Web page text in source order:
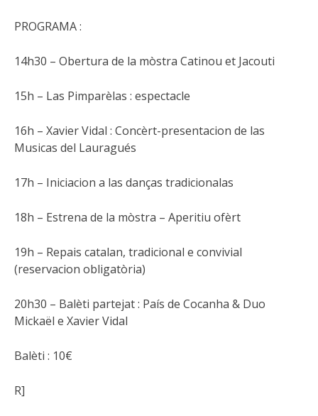
PROGRAMA :
14h30 – Obertura de la mòstra Catinou et Jacouti
15h – Las Pimparèlas : espectacle
16h – Xavier Vidal : Concèrt-presentacion de las
Musicas del Lauragués
17h – Iniciacion a las danças tradicionalas
18h – Estrena de la mòstra – Aperitiu ofèrt
19h – Repais catalan, tradicional e convivial
(reservacion obligatòria)
20h30 – Balèti partejat : País de Cocanha & Duo
Mickaël e Xavier Vidal
Balèti : 10€
R]